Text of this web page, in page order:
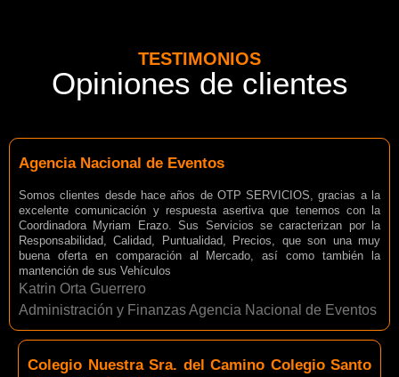
TESTIMONIOS
Opiniones de clientes
Agencia Nacional de Eventos
Somos clientes desde hace años de OTP SERVICIOS, gracias a la
excelente comunicación y respuesta asertiva que tenemos con la
Coordinadora Myriam Erazo. Sus Servicios se caracterizan por la
Responsabilidad, Calidad, Puntualidad, Precios, que son una muy
buena oferta en comparación al Mercado, así como también la
mantención de sus Vehículos
Katrin Orta Guerrero
Administración y Finanzas Agencia Nacional de Eventos
Colegio Nuestra Sra. del Camino Colegio Santo